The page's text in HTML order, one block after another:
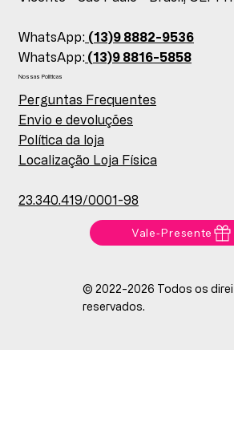
WhatsApp: (13)9 8882-9536
WhatsApp: (13)9 8816-5858
Nossas Políticas
Perguntas Frequentes
Envio e devoluções
Política da loja
Localização Loja Física
23.340.419/0001-98
Vale-Presente
© 2022-2026 Todos os
reservados.